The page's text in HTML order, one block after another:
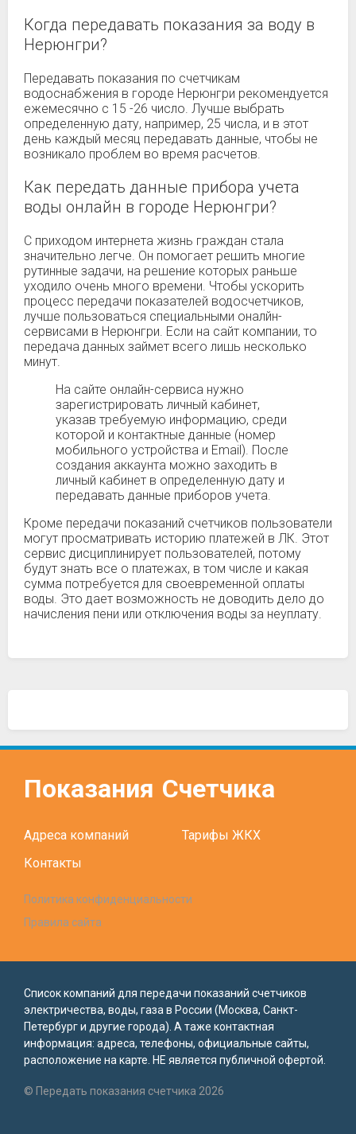
Когда передавать показания за воду в
Нерюнгри?
Передавать показания по счетчикам
водоснабжения в городе Нерюнгри рекомендуется
ежемесячно с 15 -26 число. Лучше выбрать
определенную дату, например, 25 числа, и в этот
день каждый месяц передавать данные, чтобы не
возникало проблем во время расчетов.
Как передать данные прибора учета
воды онлайн в городе Нерюнгри?
С приходом интернета жизнь граждан стала
значительно легче. Он помогает решить многие
рутинные задачи, на решение которых раньше
уходило очень много времени. Чтобы ускорить
процесс передачи показателей водосчетчиков,
лучше пользоваться специальными оналйн-
сервисами в Нерюнгри. Если на сайт компании, то
передача данных займет всего лишь несколько
минут.
На сайте онлайн-сервиса нужно
зарегистрировать личный кабинет,
указав требуемую информацию, среди
которой и контактные данные (номер
мобильного устройства и Email). После
создания аккаунта можно заходить в
личный кабинет в определенную дату и
передавать данные приборов учета.
Кроме передачи показаний счетчиков пользователи
могут просматривать историю платежей в ЛК. Этот
сервис дисциплинирует пользователей, потому
будут знать все о платежах, в том числе и какая
сумма потребуется для своевременной оплаты
воды. Это дает возможность не доводить дело до
начисления пени или отключения воды за неуплату.
Показания Счетчика
Адреса компаний
Тарифы ЖКХ
Контакты
Политика конфиденциальности
Правила сайта
Список компаний для передачи показаний счетчиков
электричества, воды, газа в России (Москва, Санкт-
Петербург и другие города). А таже контактная
информация: адреса, телефоны, официальные сайты,
расположение на карте. НЕ является публичной офертой.
© Передать показания счетчика 2026